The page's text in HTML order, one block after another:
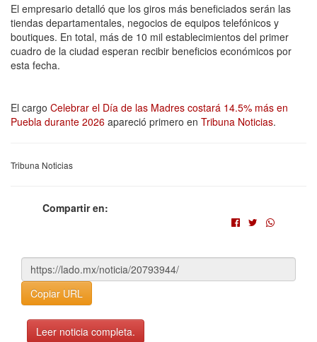
El empresario detalló que los giros más beneficiados serán las
tiendas departamentales, negocios de equipos telefónicos y
boutiques. En total, más de 10 mil establecimientos del primer
cuadro de la ciudad esperan recibir beneficios económicos por
esta fecha.
El cargo Celebrar el Día de las Madres costará 14.5% más en
Puebla durante 2026 apareció primero en Tribuna Noticias.
Tribuna Noticias
Compartir en:
Copiar URL
Leer noticia completa.